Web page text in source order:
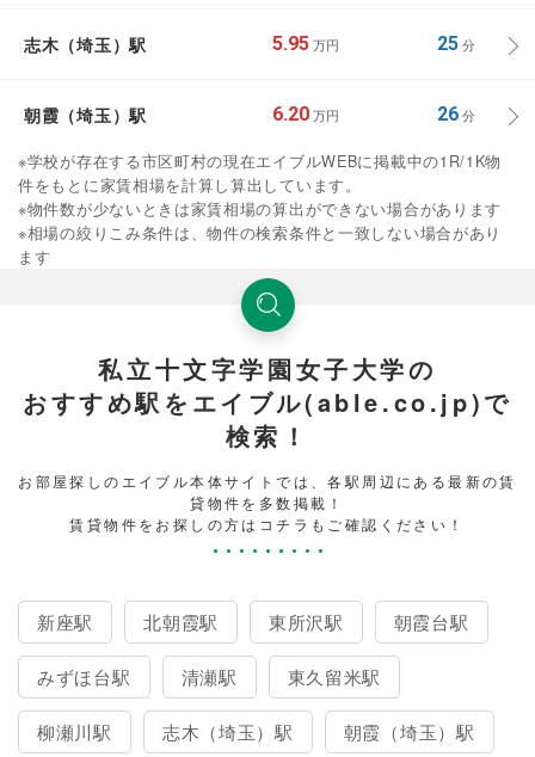
志木（埼玉）駅 5.95 万円 25分
朝霞（埼玉）駅 6.20 万円 26分
※学校が存在する市区町村の現在エイブルWEBに掲載中の1R/1K物
件をもとに家賃相場を計算し算出しています。
※物件数が少ないときは家賃相場の算出ができない場合があります
※相場の絞りこみ条件は、物件の検索条件と一致しない場合があり
ます
私立十文字学園女子大学の
おすすめ駅をエイブル(able.co.jp)で
検索！
お部屋探しのエイブル本体サイトでは、各駅周辺にある最新の賃
貸物件を多数掲載！
賃貸物件をお探しの方はコチラもご確認ください！
新座駅 北朝霞駅 東所沢駅 朝霞台駅
みずほ台駅 清瀬駅 東久留米駅
柳瀬川駅 志木（埼玉）駅 朝霞（埼玉）駅